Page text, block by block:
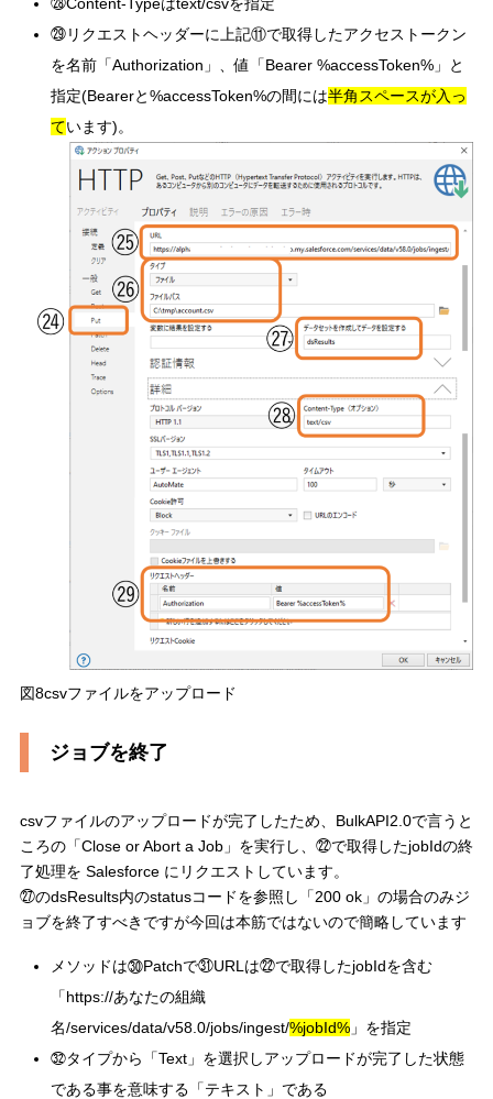
㉘Content-Typeはtext/csvを指定
㉙リクエストヘッダーに上記⑪で取得したアクセストークン
を名前「Authorization」、値「Bearer %accessToken%」と
指定(Bearerと%accessToken%の間には半角スペースが入っ
ています)。
図8csvファイルをアップロード
ジョブを終了
csvファイルのアップロードが完了したため、BulkAPI2.0で言うと
ころの「Close or Abort a Job」を実行し、㉒で取得したjobIdの終
了処理を Salesforce にリクエストしています。
㉗のdsResults内のstatusコードを参照し「200 ok」の場合のみジ
ョブを終了すべきですが今回は本筋ではないので簡略しています
メソッドは㉚Patchで㉛URLは㉒で取得したjobIdを含む
「https://あなたの組織
名/services/data/v58.0/jobs/ingest/%jobId%」を指定
㉜タイプから「Text」を選択しアップロードが完了した状態
である事を意味する「テキスト」である